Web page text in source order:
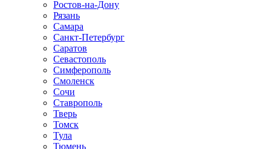
Ростов-на-Дону
Рязань
Самара
Санкт-Петербург
Саратов
Севастополь
Симферополь
Смоленск
Сочи
Ставрополь
Тверь
Томск
Тула
Тюмень